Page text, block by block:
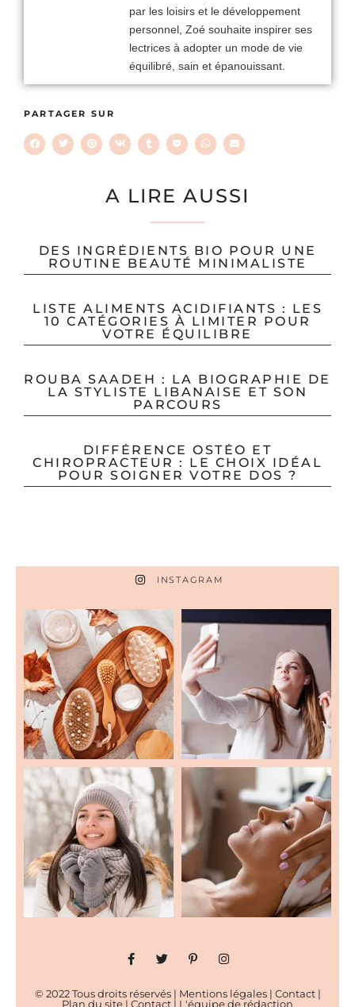
par les loisirs et le développement
personnel, Zoé souhaite inspirer ses
lectrices à adopter un mode de vie
équilibré, sain et épanouissant.
PARTAGER SUR
A LIRE AUSSI
DES INGRÉDIENTS BIO POUR UNE
ROUTINE BEAUTÉ MINIMALISTE
LISTE ALIMENTS ACIDIFIANTS : LES
10 CATÉGORIES À LIMITER POUR
VOTRE ÉQUILIBRE
ROUBA SAADEH : LA BIOGRAPHIE DE
LA STYLISTE LIBANAISE ET SON
PARCOURS
DIFFÉRENCE OSTÉO ET
CHIROPRACTEUR : LE CHOIX IDÉAL
POUR SOIGNER VOTRE DOS ?
INSTAGRAM
© 2022 Tous droits réservés | Mentions légales| Contact|
Plan du site | Contact | L'équipe de rédaction